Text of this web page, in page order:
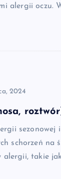
alergii oczu.
2024
sezonowej
schorzeń na
alergii, takie